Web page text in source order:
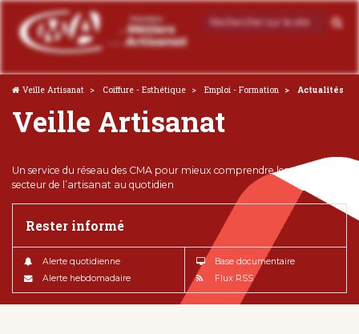
Veille Artisanat Coiffure - Esthétique Emploi - Formation Actualités
Veille Artisanat
Un service du réseau des CMA pour mieux comprendre les enjeux du
secteur de l’artisanat au quotidien
Rester informé
Alerte quotidienne
Alerte hebdomadaire
Base documentaire
Flux RSS